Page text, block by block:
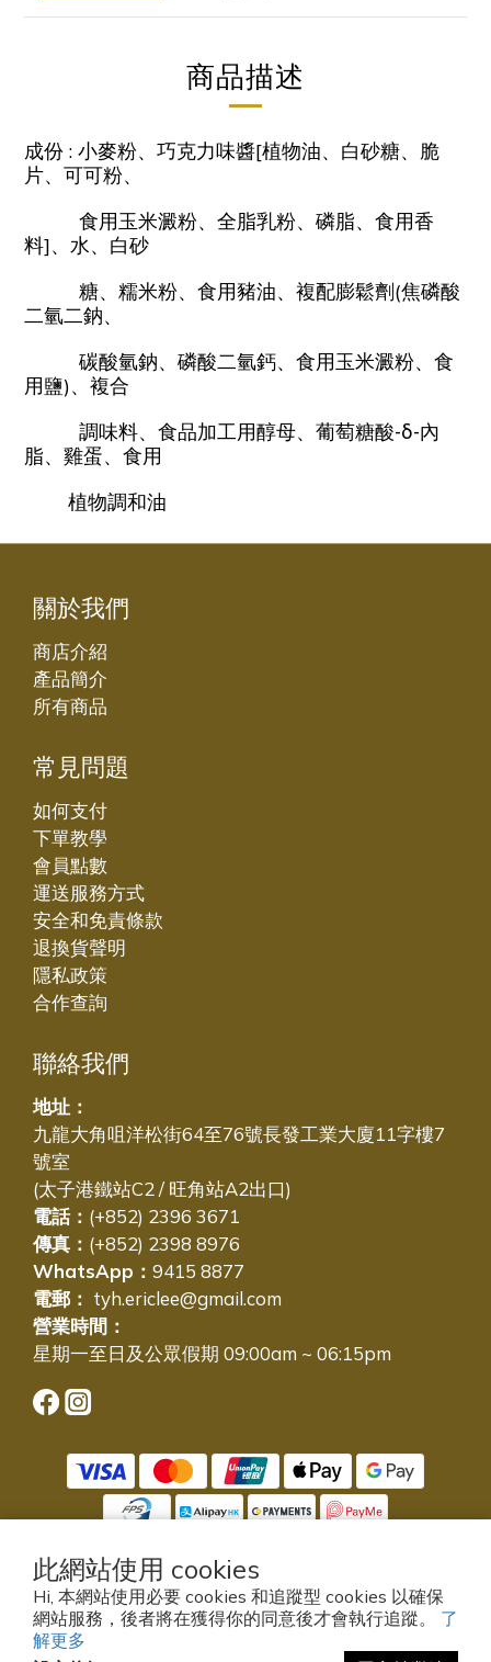
此網站使用 cookies
Hi, 本網站使用必要 cookies 和追蹤型 cookies 以確保
網站服務，後者將在獲得你的同意後才會執行追蹤。 了
解更多
商品描述
成份 : 小麥粉、巧克力味醬[植物油、白砂糖、脆
片、可可粉、
食用玉米澱粉、全脂乳粉、磷脂、食用香
料]、水、白砂
糖、糯米粉、食用豬油、複配膨鬆劑(焦磷酸
二氫二鈉、
碳酸氫鈉、磷酸二氫鈣、食用玉米澱粉、食
用鹽)、複合
調味料、食品加工用醇母、 葡萄糖酸-δ-內
脂、雞蛋、食用
植物調和油
關於我們
商店介紹
產品簡介
所有商品
常見問題
如何支付
下單教學
會員點數
運送服務方式
安全和免責條款
退換貨聲明
隱私政策
合作查詢
聯絡我們
地址：
九龍大角咀洋松街64至76號長發工業大廈11字樓7
號室
(太子港鐵站C2 / 旺角站A2出口)
電話： (+852) 2396 3671
傳真： (+852) 2398 8976
WhatsApp： 9415 8877
電郵： tyh.ericlee@gmail.com
營業時間：
星期一至日及公眾假期 09:00am ~ 06:15pm
提醒您，我們不會以電話或簡訊方式通知變更付款方式。
© 2005-2025 東源號有限公司 版權所有，並保留所有權利。